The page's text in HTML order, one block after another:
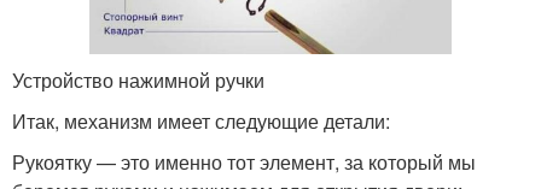
Устройство нажимной ручки
Итак, механизм имеет следующие детали:
Рукоятку — это именно тот элемент, за который мы